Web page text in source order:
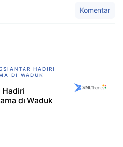
Komentar
HADIRI
DI WADUK
Hadiri
di Waduk